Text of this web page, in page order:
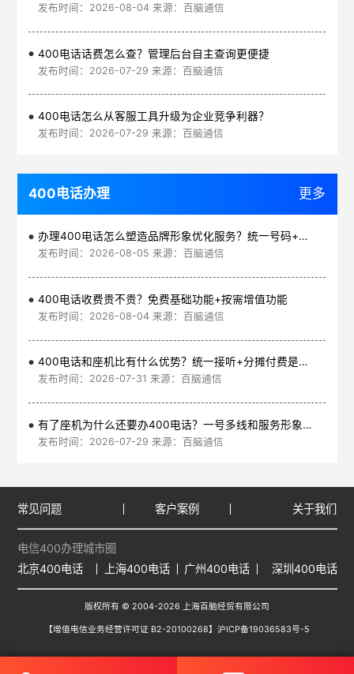
发布时间：2026-08-04 来源：百脑通信
400电话话费怎么查？管理后台自主查询更便捷
发布时间：2026-07-29 来源：百脑通信
400电话怎么从客服工具升级为企业竞争利器？
发布时间：2026-07-29 来源：百脑通信
400电话办理 更多
办理400电话怎么塑造品牌形象优化服务？统一号码+智能管理平台
发布时间：2026-08-05 来源：百脑通信
400电话收费贵不贵？免费基础功能+按需增值功能
发布时间：2026-08-04 来源：百脑通信
400电话和座机比有什么优势？统一接听+分摊付费是核心
发布时间：2026-07-31 来源：百脑通信
有了座机为什么还要办400电话？一号多线和服务形象是核心
发布时间：2026-07-29 来源：百脑通信
常见问题 客户案例 关于我们
电信400办理城市圈
北京400电话
上海400电话 广州400电话 深圳400电话
版权所有 © 2004-2026 上海百脑经贸有限公司
【增值电信业务经营许可证 B2-20100268】 沪ICP备19036583号-5